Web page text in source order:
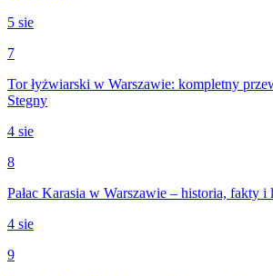
5 sie
7
Tor łyżwiarski w Warszawie: kompletny
Stegny
4 sie
8
Pałac Karasia w Warszawie – historia, fakty i
4 sie
9